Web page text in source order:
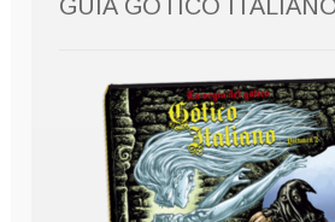
GUÍA GÓTICO